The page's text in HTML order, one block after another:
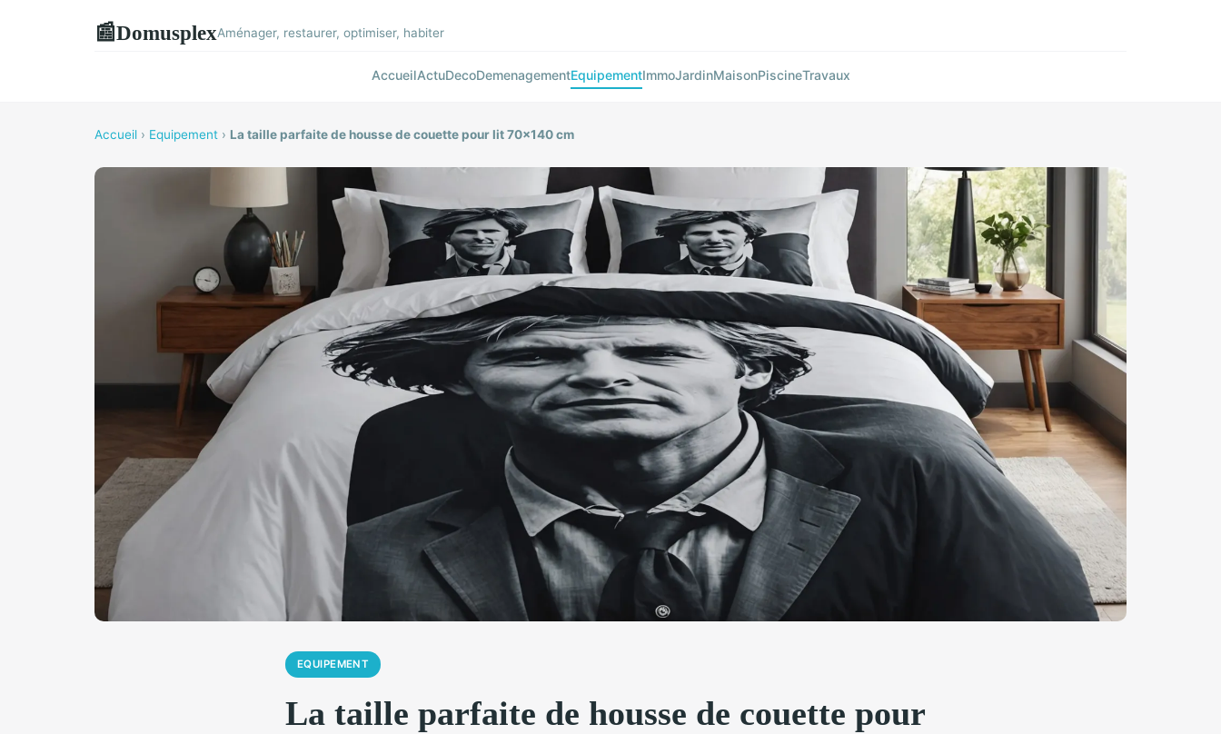
📰DomusplexAménager, restaurer, optimiser, habiter
AccueilActuDecoDemenagementEquipementImmoJardinMaisonPiscineTravaux
Accueil › Equipement › La taille parfaite de housse de couette pour lit 70×140 cm
EQUIPEMENT
La taille parfaite de housse de couette pour